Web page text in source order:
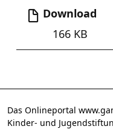
Download
166 KB
Das Onlineportal
Kinder- und